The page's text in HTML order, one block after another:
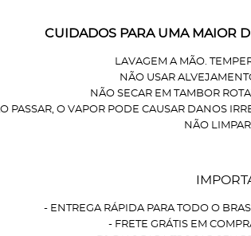
CUIDADOS PARA UMA MAIOR
LAVAGEM A MÃO.
NÃO USAR
NÃO SECAR EM TAMBOR
PASSAR, O VAPOR PODE CAUSAR DANOS
NÃO
- ENTREGA RÁPIDA PARA TODO O
- FRETE GRÁTIS EM